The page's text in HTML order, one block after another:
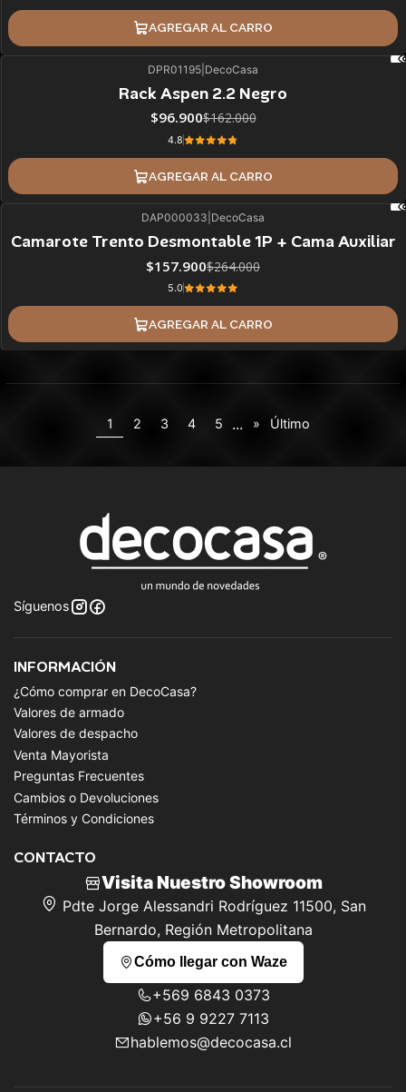
AGREGAR AL CARRO
DPR01195 DecoCasa
Rack Aspen 2.2 Negro
$96.900$162.000
4.8
AGREGAR AL CARRO
DAP000033 DecoCasa
Camarote Trento Desmontable 1P + Cama Auxiliar
$157.900$264.000
5.0
AGREGAR AL CARRO
1 2 3 4 5 ... » Último
Síguenos
INFORMACIÓN
¿Cómo comprar en DecoCasa?
Valores de armado
Valores de despacho
Venta Mayorista
Preguntas Frecuentes
Cambios o Devoluciones
Términos y Condiciones
CONTACTO
Visita Nuestro Showroom
Pdte Jorge Alessandri Rodríguez 11500, San
Bernardo, Región Metropolitana
Cómo llegar con Waze
+569 6843 0373
+56 9 9227 7113
hablemos@decocasa.cl